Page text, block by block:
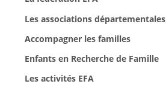
Les associations départementales
Accompagner les familles
Enfants en Recherche de Famille
Les activités EFA